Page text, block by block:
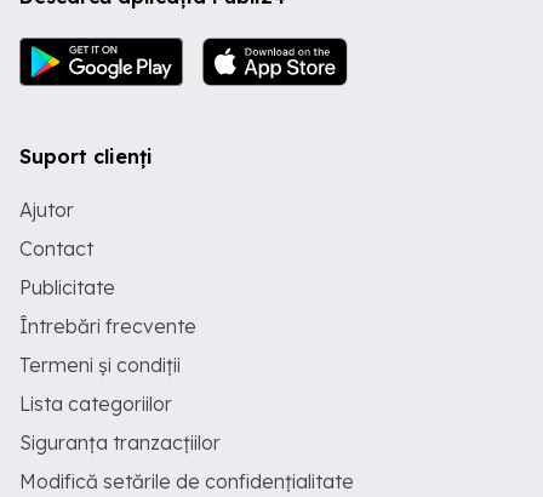
Suport clienți
Ajutor
Contact
Publicitate
Întrebări frecvente
Termeni și condiții
Lista categoriilor
Siguranța tranzacțiilor
Modifică setările de confidențialitate